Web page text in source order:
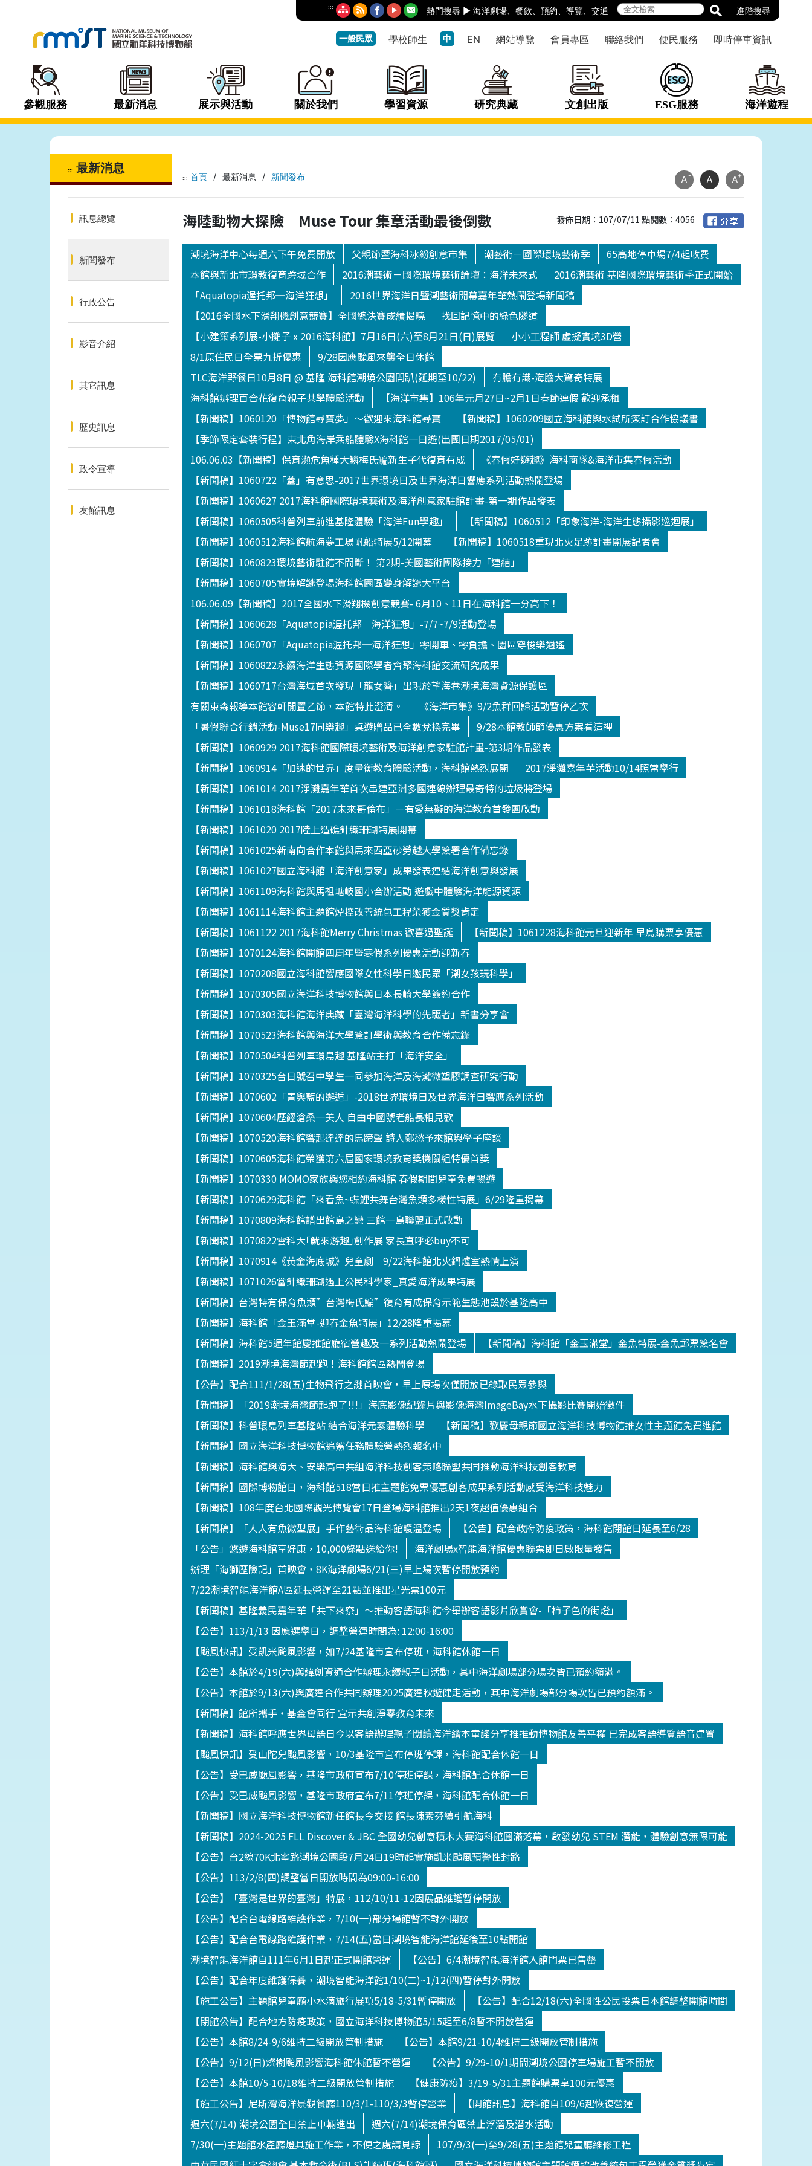
::: 熱門搜尋 ► 海洋劇場、 餐飲 預約 導覽 交通 進階搜尋
一般民眾 學校師生 中 EN 網站導覽 會員專區 聯絡我們 便民服務 即時停車資訊
參觀服務 最新消息 展示與活動 關於我們 學習資源 研究典藏 文創出版 ESG服務 海洋遊程
::: 最新消息
訊息總覽
新聞發布
行政公告
影音介紹
其它訊息
歷史訊息
政令宣導
友館訊息
::: 首頁 / 最新消息 / 新聞發布 A- A A+
海陸動物大探險─Muse Tour 集章活動最後倒數 發佈日期：107/07/11 點閱數：4056
潮境海洋中心每週六下午免費開放 父親節暨海科冰紛創意市集 潮藝術－國際環境藝術季
65高地停車場7/4起收費
本館與新北市環教復育跨域合作
2016潮藝術－國際環境藝術論壇：海洋未來式
2016潮藝術 基隆國際環境藝術季正式開始
「Aquatopia渥托邦─海洋狂想」
2016世界海洋日暨潮藝術開幕嘉年華熱鬧登場新聞稿
【2016全國水下滑翔機創意競賽】全國總決賽成績揭曉
找回記憶中的綠色隧道
【小建築系列展-小攤子 x 2016海科館】7月16日(六)至8月21日(日)展覽
小小工程師 虛擬實境3D營
8/1原住民日全票九折優惠
9/28因應颱風來襲全日休館
TLC海洋野餐日10月8日 @ 基隆 海科館潮境公園開趴(延期至10/22)
有膽有識-海膽大驚奇特展
海科館辦理百合花復育親子共學體驗活動
【海洋市集】106年元月27日~2月1日春節連假 歡迎承租
【新聞稿】1060120「博物館尋寶夢」～歡迎來海科館尋寶
【新聞稿】1060209國立海科館與水試所簽訂合作協議書
【季節限定套裝行程】東北角海岸乘船體驗X海科館一日遊(出團日期2017/05/01)
106.06.03【新聞稿】保育瀕危魚種大鱗梅氏鳊新生子代復育有成
《春假好遊趣》海科商隊&海洋市集春假活動
【新聞稿】1060722「蓋」有意思-2017世界環境日及世界海洋日響應系列活動熱鬧登場
【新聞稿】1060627 2017海科館國際環境藝術及海洋創意家駐館計畫-第一期作品發表
【新聞稿】1060505科普列車前進基隆體驗「海洋Fun學趣」
【新聞稿】1060512「印象海洋-海洋生態攝影巡迴展」
【新聞稿】1060512海科館航海夢工場帆船特展5/12開幕
【新聞稿】1060518重現北火足跡計畫開展記者會
【新聞稿】1060823環境藝術駐館不間斷！ 第2期-美國藝術團隊接力「連結」
【新聞稿】1060705實境解謎登場海科館園區變身解謎大平台
106.06.09【新聞稿】2017全國水下滑翔機創意競賽- 6月10、11日在海科館一分高下！
【新聞稿】1060628「Aquatopia渥托邦─海洋狂想」-7/7~7/9活動登場
【新聞稿】1060707「Aquatopia渥托邦─海洋狂想」零開車、零負擔、園區穿梭樂逍遙
【新聞稿】1060822永續海洋生態資源國際學者齊聚海科館交流研究成果
【新聞稿】1060717台灣海域首次發現「龍女簪」出現於望海巷潮境海灣資源保護區
有關東森報導本館容軒閒置乙節，本館特此澄清。
《海洋市集》9/2魚群回歸活動暫停乙次
「暑假聯合行銷活動-Muse17同樂趣」桌遊贈品已全數兌換完畢
9/28本館教師節優惠方案看這裡
【新聞稿】1060929 2017海科館國際環境藝術及海洋創意家駐館計畫-第3期作品發表
【新聞稿】1060914「加速的世界」度量衡教育體驗活動，海科館熱烈展開
2017淨灘嘉年華活動10/14照常舉行
【新聞稿】1061014 2017淨灘嘉年華首次串連亞洲多國連線辦理最奇特的垃圾將登場
【新聞稿】1061018海科館「2017未來哥倫布」－有愛無礙的海洋教育首發團啟動
【新聞稿】1061020 2017陸上造礁針織珊瑚特展開幕
【新聞稿】1061025新南向合作本館與馬來西亞砂勞越大學簽署合作備忘錄
【新聞稿】1061027國立海科館「海洋創意家」成果發表連結海洋創意與發展
【新聞稿】1061109海科館與馬祖塘岐國小合辦活動 遊戲中體驗海洋能源資源
【新聞稿】1061114海科館主題館煙控改善統包工程榮獲金質獎肯定
【新聞稿】1061122 2017海科館Merry Christmas 歡喜過聖誕
【新聞稿】1061228海科館元旦迎新年 早鳥購票享優惠
【新聞稿】1070124海科館開館四周年暨寒假系列優惠活動迎新春
【新聞稿】1070208國立海科館響應國際女性科學日邀民眾「潮女孩玩科學」
【新聞稿】1070305國立海洋科技博物館與日本長崎大學簽約合作
【新聞稿】1070303海科館海洋典藏「臺灣海洋科學的先驅者」新書分享會
【新聞稿】1070523海科館與海洋大學簽訂學術與教育合作備忘錄
【新聞稿】1070504科普列車環島趣 基隆站主打「海洋安全」
【新聞稿】1070325台日號召中學生一同參加海洋及海灘微塑膠調查研究行動
【新聞稿】1070602「青與藍的邂逅」-2018世界環境日及世界海洋日響應系列活動
【新聞稿】1070604歷經滄桑一美人 自由中國號老船長相見歡
【新聞稿】1070520海科館響起達達的馬蹄聲 詩人鄭愁予來館與學子座談
【新聞稿】1070605海科館榮獲第六屆國家環境教育獎機關組特優首獎
【新聞稿】1070330 MOMO家族與您相約海科館 春假期間兒童免費暢遊
【新聞稿】1070629海科館「來看魚~蝶鯉共舞台灣魚類多樣性特展」6/29隆重揭幕
【新聞稿】1070809海科館譜出館島之戀 三館一島聯盟正式啟動
【新聞稿】1070822雲科大｢魷來游趣｣創作展 家長直呼必buy不可
【新聞稿】1070914《黃金海底城》兒童劇 9/22海科館北火鍋爐室熱情上演
【新聞稿】1071026當針織珊瑚遇上公民科學家_真愛海洋成果特展
【新聞稿】台灣特有保育魚類”台灣梅氏鯿”復育有成保育示範生態池設於基隆高中
【新聞稿】海科館「金玉滿堂-迎春金魚特展」12/28隆重揭幕
【新聞稿】海科館5週年館慶推館廳宿營趣及一系列活動熱鬧登場
【新聞稿】海科館「金玉滿堂」金魚特展-金魚郵票簽名會
【新聞稿】2019潮境海灣節起跑！海科館館區熱鬧登場
【公告】配合111/1/28(五)生物飛行之謎首映會，早上原場次僅開放已錄取民眾參與
【新聞稿】「2019潮境海灣節起跑了!!!」海底影像紀錄片與影像海灣ImageBay水下攝影比賽開始徵件
【新聞稿】科普環島列車基隆站 結合海洋元素體驗科學
【新聞稿】歡慶母親節國立海洋科技博物館推女性主題館免費進館
【新聞稿】國立海洋科技博物館追鯊任務體驗營熱烈報名中
【新聞稿】海科館與海大、安樂高中共組海洋科技創客策略聯盟共同推動海洋科技創客教育
【新聞稿】國際博物館日，海科館518當日推主題館免票優惠創客成果系列活動感受海洋科技魅力
【新聞稿】108年度台北國際觀光博覽會17日登場海科館推出2天1夜超值優惠組合
【新聞稿】「人人有魚微型展」手作藝術品海科館暖溫登場
【公告】配合政府防疫政策，海科館閉館日延長至6/28
「公告」悠遊海科館享好康，10,000綠點送給你!
海洋劇場x智能海洋館優惠聯票即日啟限量發售
辦理「海獅歷險記」首映會，8K海洋劇場6/21(三)早上場次暫停開放預約
7/22潮境智能海洋館A區延長營運至21點並推出星光票100元
【新聞稿】基隆義民嘉年華「共下來尞」～推動客語海科館今舉辦客語影片欣賞會-「柿子色的街燈」
【公告】113/1/13 因應選舉日，調整營運時間為: 12:00-16:00
【颱風快訊】受凱米颱風影響，如7/24基隆市宣布停班，海科館休館一日
【公告】本館於4/19(六)與緯創資通合作辦理永續親子日活動，其中海洋劇場部分場次皆已預約額滿。
【公告】本館於9/13(六)與廣達合作共同辦理2025廣達秋遊健走活動，其中海洋劇場部分場次皆已預約額滿。
【新聞稿】館所攜手‧基金會同行 宣示共創淨零教育未來
【新聞稿】海科館呼應世界母語日今以客語辦理親子閱讀海洋繪本童謠分享推推動博物館友善平權 已完成客語導覽語音建置
【颱風快訊】受山陀兒颱風影響，10/3基隆市宣布停班停課，海科館配合休館一日
【公告】受巴威颱風影響，基隆市政府宣布7/10停班停課，海科館配合休館一日
【公告】受巴威颱風影響，基隆市政府宣布7/11停班停課，海科館配合休館一日
【新聞稿】國立海洋科技博物館新任館長今交接 館長陳素芬續引航海科
【新聞稿】2024-2025 FLL Discover & JBC 全國幼兒創意積木大賽海科館圓滿落幕，啟發幼兒 STEM 潛能，體驗創意無限可能
【公告】台2線70K北寧路潮境公園段7月24日19時起實施凱米颱風預警性封路
【公告】113/2/8(四)調整當日開放時間為09:00-16:00
【公告】「臺灣是世界的臺灣」特展，112/10/11-12因展品維護暫停開放
【公告】配合台電線路維護作業，7/10(一)部分場館暫不對外開放
【公告】配合台電線路維護作業，7/14(五)當日潮境智能海洋館延後至10點開館
潮境智能海洋館自111年6月1日起正式開館營運
【公告】6/4潮境智能海洋館入館門票已售罄
【公告】配合年度維護保養，潮境智能海洋館1/10(二)~1/12(四)暫停對外開放
【施工公告】主題館兒童廳小水滴旅行展項5/18-5/31暫停開放
【公告】配合12/18(六)全國性公民投票日本館調整開館時間
【閉館公告】配合地方防疫政策，國立海洋科技博物館5/15起至6/8暫不開放營運
【公告】本館8/24-9/6維持二級開放管制措施
【公告】本館9/21-10/4維持二級開放管制措施
【公告】9/12(日)燦樹颱風影響海科館休館暫不營運
【公告】9/29-10/1期間潮境公園停車場施工暫不開放
【公告】本館10/5-10/18維持二級開放管制措施
【健康防疫】3/19-5/31主題館購票享100元優惠
【施工公告】尼斯灣海洋景觀餐廳110/3/1-110/3/3暫停營業
【開館訊息】海科館自109/6起恢復營運
週六(7/14) 潮境公園全日禁止車輛進出
週六(7/14)潮境保育區禁止浮潛及潛水活動
7/30(一)主題館水產廳燈具施工作業，不便之處請見諒
107/9/3(一)至9/28(五)主題館兒童廳維修工程